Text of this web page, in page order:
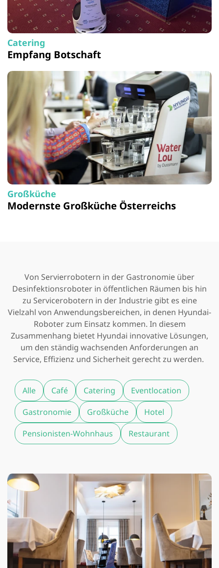
Catering
Empfang Botschaft
Großküche
Modernste Großküche Österreichs
Von Servierrobotern in der Gastronomie über
Desinfektionsroboter in öffentlichen Räumen bis hin
zu Servicerobotern in der Industrie gibt es eine
Vielzahl von Anwendungsbereichen, in denen Hyundai-
Roboter zum Einsatz kommen. In diesem
Zusammenhang bietet Hyundai innovative Lösungen,
um den ständig wachsenden Anforderungen an
Service, Effizienz und Sicherheit gerecht zu werden.
Alle Café Catering
Eventlocation
Gastronomie
Großküche
Hotel
Pensionisten-Wohnhaus
Restaurant